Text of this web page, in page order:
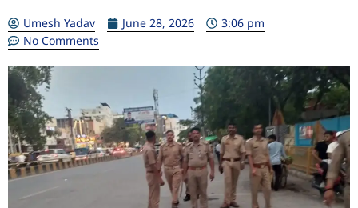
Umesh Yadav June 28, 2026
3:06 pm
No Comments